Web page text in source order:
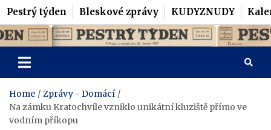
Pestrý týden Bleskové zprávy KUDYZNUDY
Skip
to
content
Pestrý Týden
Home
Zprávy - Domácí
Na zámku Kratochvíle vzniklo unikátní kluziště přímo ve
vodním příkopu